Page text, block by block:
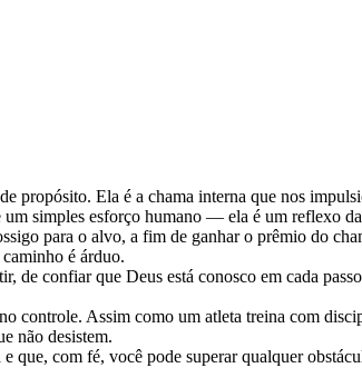
propósito. Ela é a chama interna que nos
simples esforço humano — ela é um reflexo
para o alvo, a fim de ganhar o prêmio do
é árduo.
de confiar que Deus está conosco em cada
controle. Assim como um atleta treina com
não desistem.
que, com fé, você pode superar qualquer